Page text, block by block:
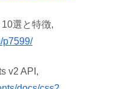
選と特徴,
p7599/
v2 API,